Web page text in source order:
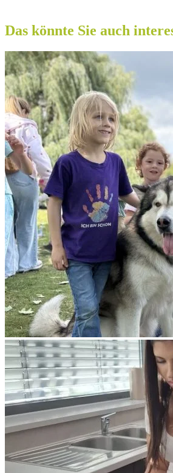
Das könnte Sie auch